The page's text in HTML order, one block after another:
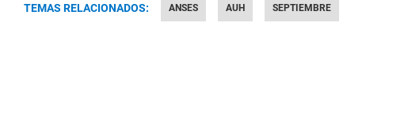
TEMAS RELACIONADOS: ANSES AUH SEPTIEMBRE